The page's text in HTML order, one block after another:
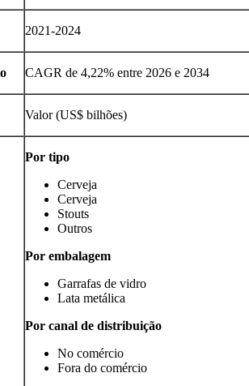
2021-2024
CAGR de 4,22% entre 2026 e 2034
Valor (US$ bilhões)
Por tipo
Cerveja
Cerveja
Stouts
Outros
Por embalagem
Garrafas de vidro
Lata metálica
Por canal de distribuição
No comércio
Fora do comércio